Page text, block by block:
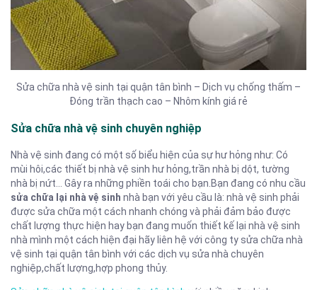
Sửa chữa nhà vệ sinh tại quận tân bình – Dịch vụ chống thấm –
Đóng trần thạch cao – Nhôm kính giá rẻ
Sửa chữa nhà vệ sinh chuyên nghiệp
Nhà vệ sinh đang có một số biểu hiện của sự hư hỏng như: Có
mùi hôi,các thiết bị nhà vệ sinh hư hỏng,trần nhà bị dột, tường
nhà bị nứt… Gây ra những phiền toái cho bạn.Bạn đang có nhu cầu
sửa chữa lại nhà vệ sinh nhà bạn với yêu cầu là: nhà vệ sinh phải
được sửa chữa một cách nhanh chóng và phải đảm bảo được
chất lượng thực hiện hay bạn đang muốn thiết kế lại nhà vệ sinh
nhà mình một cách hiện đại hãy liên hệ với công ty sửa chữa nhà
vệ sinh tại quận tân bình với các dịch vụ sửa nhà chuyên
nghiệp,chất lượng,hợp phong thủy.